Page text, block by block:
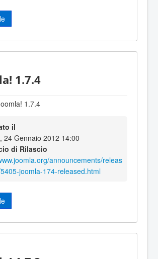
1.7.4
1.7.4
il
24 Gennaio 2012 14:00
di Rilascio
announcements/releas
joomla-174-released.html